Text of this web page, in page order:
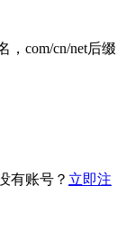
com/cn/net后缀
有账号？ 立即注